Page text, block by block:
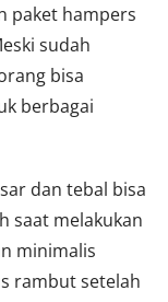
paket hampers
sudah
bisa
berbagai
dan tebal bisa
saat melakukan
minimalis
rambut setelah